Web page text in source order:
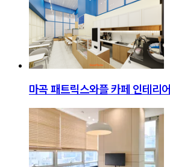
마곡 패트릭스와플 카페 인테리어